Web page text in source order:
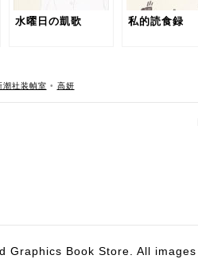
水曜日の凱歌 私的読食録
潮社装幀室 • 高妍
Graphics Book Store. All